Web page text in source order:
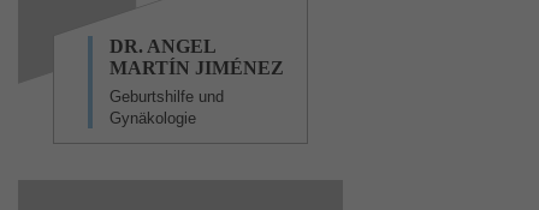
DR. ANGEL
MARTÍN JIMÉNEZ
Geburtshilfe und
Gynäkologie